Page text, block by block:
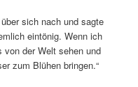
sich nach und sagte
eintönig. Wenn ich
von der Welt sehen und
zum Blühen bringen.“